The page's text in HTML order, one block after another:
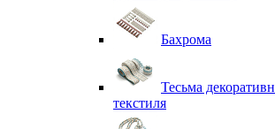
Бахрома
Тесьма
текстиля